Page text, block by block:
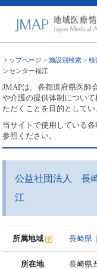
トップページ >施設別検索 >検
ンセンター福江
JMAPは、各都道府県医師
や介護の提供体制につい
ただくことを目的としてい
当サイトで使用している
参照ください。
公益社団法人 長
江
所属地域 長崎県
所在地 長崎県